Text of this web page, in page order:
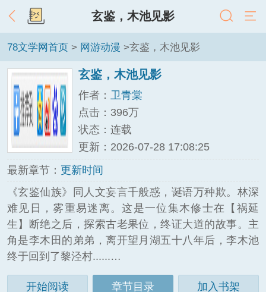
玄鉴，木池见影
78文学网首页 > 网游动漫 >玄鉴，木池见影
玄鉴，木池见影
作者： 卫青棠
点击：396万
状态：连载
更新：2026-07-28 17:08:25
最新章节： 更新时间
《玄鉴仙族》同人文妄言千般惑，诞语万种欺。林深
难见日，雾重易迷离。这是一位集木修士在【祸延
生】断绝之后，探索古老果位，终证大道的故事。主
角是李木田的弟弟，离开望月湖五十八年后，李木池
终于回到了黎泾村......…
开始阅读 章节目录 加入书架